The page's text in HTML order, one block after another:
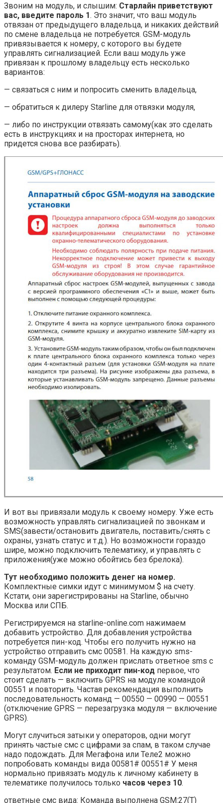
Звоним на модуль, и слышим: Старлайн приветствуют
вас, введите пароль 1. Это значит, что ваш модуль
отвязан от предыдущего владельца, и никаких действий
по смене владельца не потребуется. GSM-модуль
привязывается к номеру, с которого вы будете
управлять сигнализацией. Если ваш модуль уже
привязан к прошлому владельцу есть несколько
вариантов:
— связаться с ним и попросить сменить владельца,
— обратиться к дилеру Starline для отвязки модуля,
— либо по инструкции отвязать самому(как это сделать
есть в инструкциях и на просторах интернета, но
придется снова все разбирать).
И вот вы привязали модуль к своему номеру. Уже есть
возможность управлять сигнализацией по звонкам и
SMS(завести/остановить двигатель, поставить/снять с
охраны, узнать статус и т.д.). Но возможности гораздо
шире, можно подключить телематику, и управлять с
приложения(уже можно обойтись без брелока).
Тут необходимо положить денег на номер.
Комплектные симки идут с минимумом $ на счету.
Кстати, они зарегистрированы на Starline, обычно
Москва или СПБ.
Регистрируемся на starline-online.com нажимаем
добавить устройство. Для добавления устройства
потребуется пин-код. Чтобы его получить нужно на
устройство отправить смс 00581. На каждую sms-
команду GSM-модуль должен прислать ответное sms с
результатом. Если не приходит пин-код первое, что
стоит сделать — включить GPRS на модуле командой
00551 и повторить. Частая рекомендация выполнить
последовательность команд — 00550 — 00990 — 00551
(отключение GPRS — перезагрузка модуля — включение
GPRS).
Могут случиться затыки у операторов, одни могут
принять частые смс с цифрами за спам, в таком случае
надо подождать. Для Мегафона или Теле2 можно
попробовать команды вида 00581# 00551# У меня
нормально привязать модуль к личному кабинету в
телематике получилось только часов через 10.
ответные смс вида: Команда выполнена GSM:27(T)